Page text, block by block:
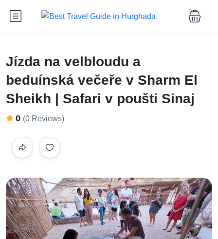
Jízda na velbloudu a
beduínská večeře v Sharm El
Sheikh | Safari v poušti Sinaj
0 (0 Reviews)